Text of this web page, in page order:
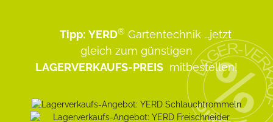
Tipp: YERD® Gartentechnik ...jetzt
gleich zum günstigen
LAGERVERKAUFS-PREIS mitbestellen!